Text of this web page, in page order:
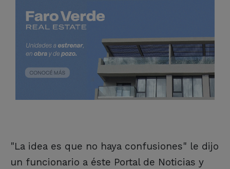
"La idea es que no haya confusiones" le dijo
un funcionario a éste Portal de Noticias y